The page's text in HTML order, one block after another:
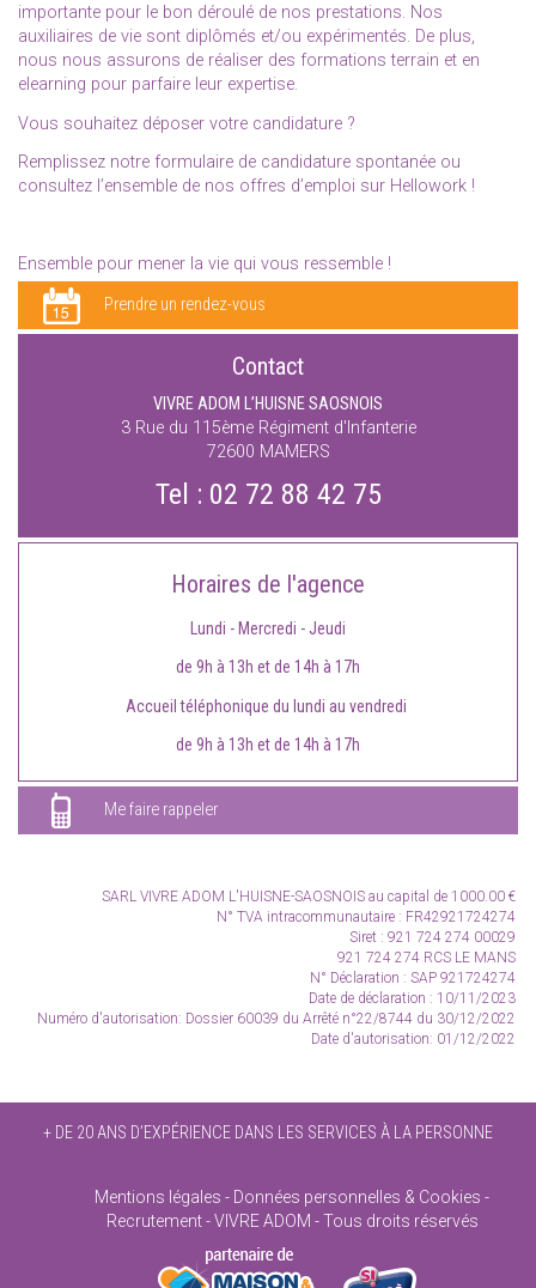
importante pour le bon déroulé de nos prestations. Nos
auxiliaires de vie sont diplômés et/ou expérimentés. De plus,
nous nous assurons de réaliser des formations terrain et en
elearning pour parfaire leur expertise.
Vous souhaitez déposer votre candidature ?
Remplissez notre formulaire de candidature spontanée ou
consultez l’ensemble de nos offres d’emploi sur Hellowork !
Ensemble pour mener la vie qui vous ressemble !
Prendre un rendez-vous
Contact
VIVRE ADOM L’HUISNE SAOSNOIS
3 Rue du 115ème Régiment d'Infanterie
72600 MAMERS
Tel : 02 72 88 42 75
Horaires de l'agence
Lundi - Mercredi - Jeudi
de 9h à 13h et de 14h à 17h
Accueil téléphonique du lundi au vendredi
de 9h à 13h et de 14h à 17h
Me faire rappeler
SARL VIVRE ADOM L'HUISNE-SAOSNOIS au capital de 1000.00 €
N° TVA intracommunautaire : FR42921724274
Siret : 921 724 274 00029
921 724 274 RCS LE MANS
N° Déclaration : SAP 921724274
Date de déclaration : 10/11/2023
Numéro d'autorisation: Dossier 60039 du Arrêté n°22/8744 du 30/12/2022
Date d'autorisation: 01/12/2022
+ DE 20 ANS D’EXPÉRIENCE DANS LES SERVICES À LA PERSONNE
Mentions légales
Données personnelles & Cookies
Recrutement
VIVRE ADOM - Tous droits réservés